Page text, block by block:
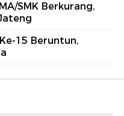
SMK Berkurang,
15 Beruntun,